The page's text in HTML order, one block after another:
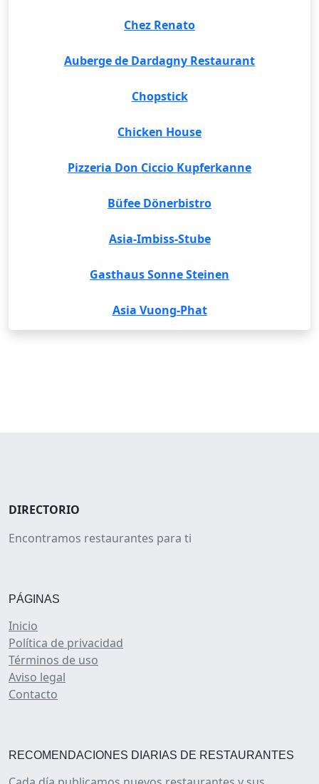
Chez Renato
Auberge de Dardagny Restaurant
Chopstick
Chicken House
Pizzeria Don Ciccio Kupferkanne
Büfee Dönerbistro
Asia-Imbiss-Stube
Gasthaus Sonne Steinen
Asia Vuong-Phat
DIRECTORIO
Encontramos restaurantes para ti
PÁGINAS
Inicio
Política de privacidad
Términos de uso
Aviso legal
Contacto
RECOMENDACIONES DIARIAS DE RESTAURANTES